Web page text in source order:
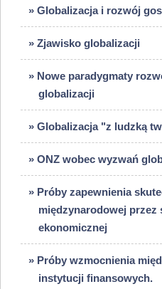
» Globalizacja i rozwój
» Zjawisko globalizacji
» Nowe paradygmaty
globalizacji
» Globalizacja "z ludzką
» ONZ wobec wyzwań
» Próby zapewnienia
międzynarodowej przez
ekonomicznej
» Próby wzmocnienia
instytucji finansowych.